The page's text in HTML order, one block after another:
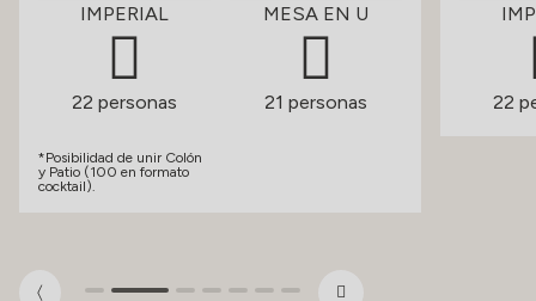
IMPERIAL
22 personas
MESA EN U
21 personas
*Posibilidad de unir Colón
y Patio (100 en formato
cocktail).
22